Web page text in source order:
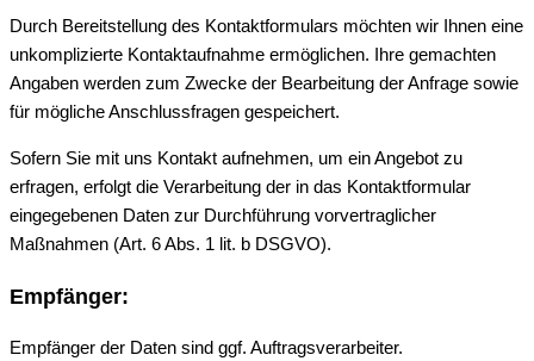
Durch Bereitstellung des Kontaktformulars möchten wir Ihnen eine
unkomplizierte Kontaktaufnahme ermöglichen. Ihre gemachten
Angaben werden zum Zwecke der Bearbeitung der Anfrage sowie
für mögliche Anschlussfragen gespeichert.
Sofern Sie mit uns Kontakt aufnehmen, um ein Angebot zu
erfragen, erfolgt die Verarbeitung der in das Kontaktformular
eingegebenen Daten zur Durchführung vorvertraglicher
Maßnahmen (Art. 6 Abs. 1 lit. b DSGVO).
Empfänger:
Empfänger der Daten sind ggf. Auftragsverarbeiter.